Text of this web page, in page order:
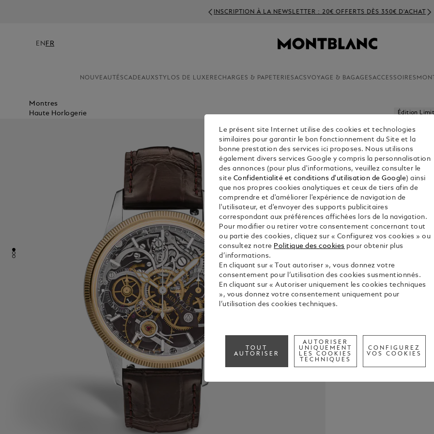
INSCRIPTION À LA NEWSLETTER : 20€ OFFERTS DÈS 350€ D'ACHAT
EN FR
NOUVEAUTÉSCADEAUXSTYLOS DE LUXE RECHARGES & PAPETERIESACSVOYAGE & BAGAGESACCESSOIRES
Montres
Haute Horlogerie
Édition
100
La
Limited
de la
le
manuel
exposer au
cadran de
ponts en
jaune au
Voir tous
Le présent site Internet utilise des cookies et technologies
similaires pour garantir le bon fonctionnement du Site et la
bonne prestation des services ici proposes. Nous utilisons
également divers services Google y compris la personnalisation
des annonces (pour plus d'informations, veuillez consulter le
site Confidentialité et conditions d'utilisation de Google) ainsi
que nos propres cookies analytiques et ceux de tiers afin de
comprendre et d'améliorer l'expérience de navigation de
l'utilisateur, et d'envoyer des supports publicitaires
correspondant aux préférences affichées lors de la navigation.
Pour modifier ou retirer votre consentement concernant tout
ou partie des cookies, cliquez sur « Configurez vos cookies » ou
consultez notre Politique des cookies pour obtenir plus
d’informations.
En cliquant sur « Tout autoriser », vous donnez votre
consentement pour l’utilisation des cookies susmentionnés.
En cliquant sur « Autoriser uniquement les cookies techniques
», vous donnez votre consentement uniquement pour
l’utilisation des cookies techniques.
TOUT
AUTORISER
AUTORISER
UNIQUEMENT
LES COOKIES
TECHNIQUES
CONFIGUREZ
VOS COOKIES